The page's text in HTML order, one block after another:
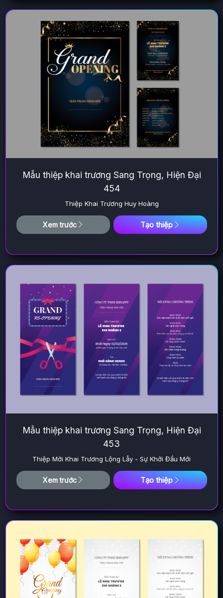
Mẫu thiệp khai trương Sang Trọng, Hiện Đại
454
Thiệp Khai Trương Huy Hoàng
Xem trước Tạo thiệp
Mẫu thiệp khai trương Sang Trọng, Hiện Đại
453
Thiệp Mời Khai Trương Lộng Lẫy - Sự Khởi Đầu Mới
Xem trước Tạo thiệp